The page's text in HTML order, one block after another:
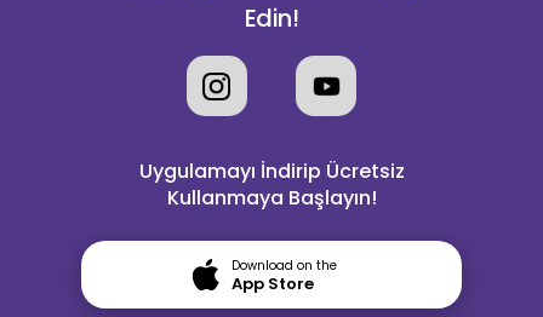
Edin!
Uygulamayı İndirip Ücretsiz
Kullanmaya Başlayın!
Download on the
App Store